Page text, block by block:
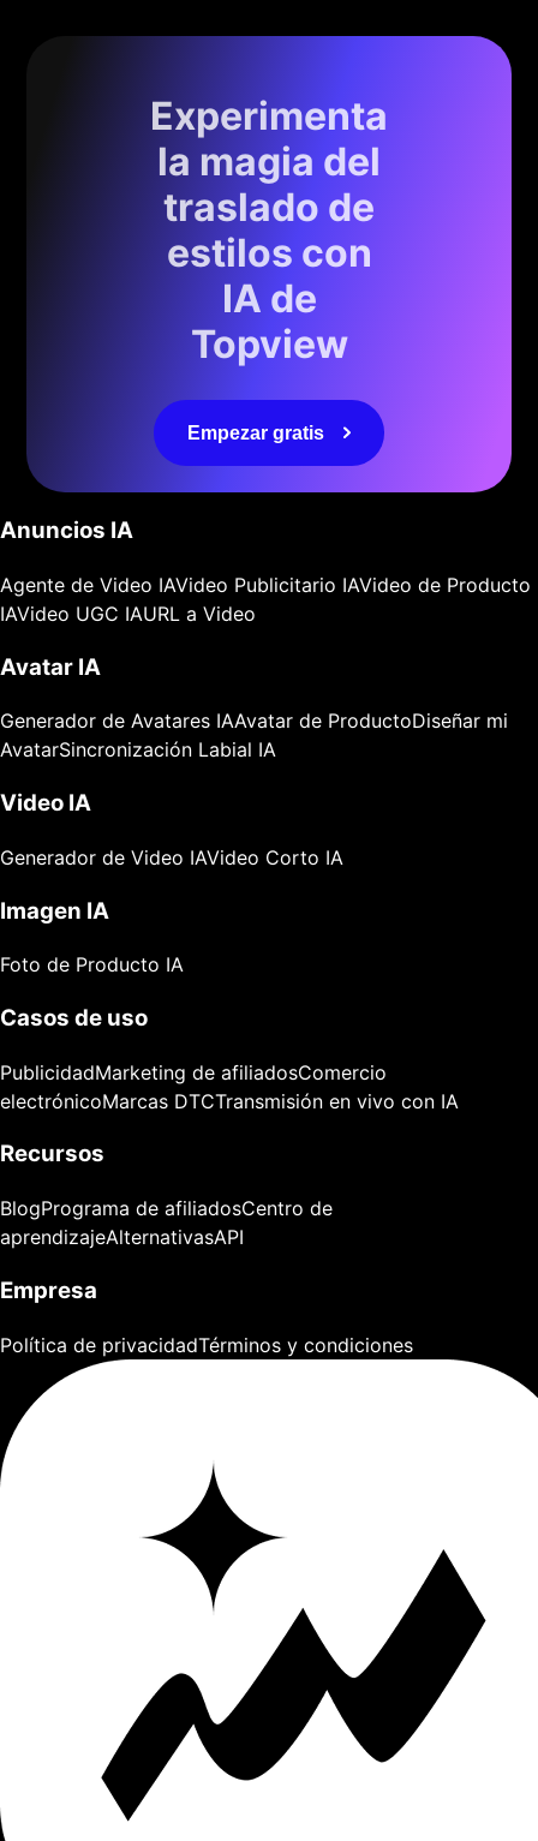
Experimenta
la magia del
traslado de
estilos con
IA de
Topview
Empezar gratis
Anuncios IA
Agente de Video IAVideo Publicitario IAVideo de Producto
IAVideo UGC IAURL a Video
Avatar IA
Generador de Avatares IAAvatar de ProductoDiseñar mi
AvatarSincronización Labial IA
Video IA
Generador de Video IAVideo Corto IA
Imagen IA
Foto de Producto IA
Casos de uso
PublicidadMarketing de afiliadosComercio
electrónicoMarcas DTCTransmisión en vivo con IA
Recursos
BlogPrograma de afiliadosCentro de
aprendizajeAlternativasAPI
Empresa
Política de privacidadTérminos y condiciones